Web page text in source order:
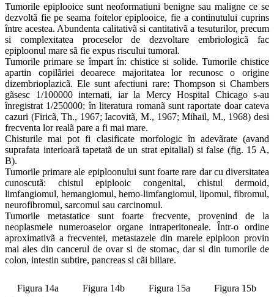
Tumorile epiplooice sunt neoformatiuni benigne sau maligne ce se
dezvoltã fie pe seama foitelor epiplooice, fie a continutului cuprins
între acestea. Abundenta calitativã si cantitativã a tesuturilor, precum
si complexitatea proceselor de dezvoltare embriologicã fac
epiploonul mare sã fie expus riscului tumoral.
Tumorile primare se împart în: chistice si solide. Tumorile chistice
apartin copilãriei deoarece majoritatea lor recunosc o origine
dizembrioplazicã. Ele sunt afectiuni rare: Thompson si Chambers
gãsesc 1/100000 internati, iar la Mercy Hospital Chicago s-au
înregistrat 1/250000; în literatura romanã sunt raportate doar cateva
cazuri (Firicã, Th., 1967; Iacovitã, M., 1967; Mihail, M., 1968) desi
frecventa lor realã pare a fi mai mare.
Chisturile mai pot fi clasificate morfologic în adevãrate (avand
suprafata interioarã tapetatã de un strat epitalial) si false (fig. 15 A,
B).
Tumorile primare ale epiploonului sunt foarte rare dar cu diversitatea
cunoscutã: chistul epiplooic congenital, chistul dermoid,
limfangiomul, hemangiomul, hemo-limfangiomul, lipomul, fibromul,
neurofibromul, sarcomul sau carcinomul.
Tumorile metastatice sunt foarte frecvente, provenind de la
neoplasmele numeroaselor organe intraperitoneale. Într-o ordine
aproximativã a frecventei, metastazele din marele epiploon provin
mai ales din cancerul de ovar si de stomac, dar si din tumorile de
colon, intestin subtire, pancreas si cãi biliare.
Figura 14a Figura 14b Figura 15a
Figura 15b